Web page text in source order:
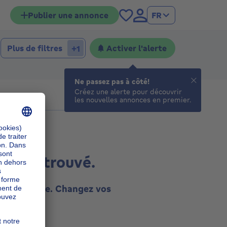
Publier une annonce FR
Plus de filtres +1 Activer l'alerte
trouvé.
Changez vos
Ne passez pas à côté!
Créez une alerte pour découvrir
les nouvelles annonces en premier.